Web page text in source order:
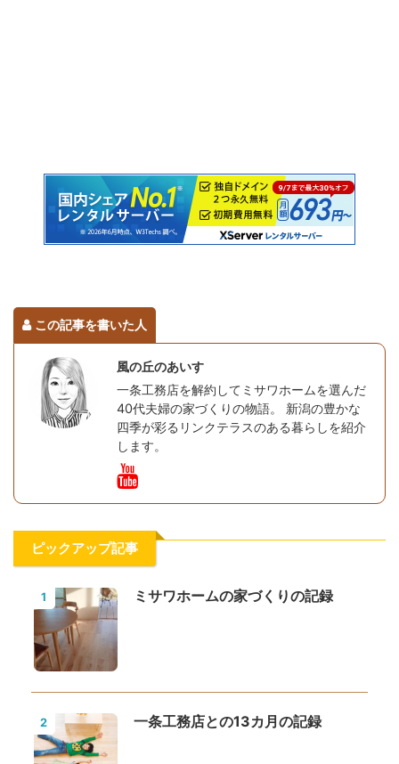
この記事を書いた人
風の丘のあいす
一条工務店を解約してミサワホームを選んだ
40代夫婦の家づくりの物語。 新潟の豊かな
四季が彩るリンクテラスのある暮らしを紹介
します。
ピックアップ記事
1 ミサワホームの家づくりの記録
2 一条工務店との13カ月の記録